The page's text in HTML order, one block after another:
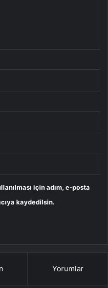
için adım, e-posta
kaydedilsin.
Yorumlar